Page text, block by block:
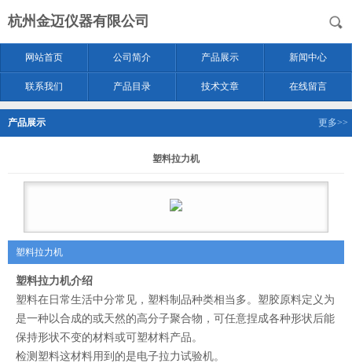
杭州金迈仪器有限公司
网站首页 公司简介 产品展示 新闻中心
联系我们 产品目录 技术文章 在线留言
产品展示 更多>>
塑料拉力机
塑料拉力机
塑料拉力机介绍
塑料在日常生活中分常见，塑料制品种类相当多。塑胶原料定义为
是一种以合成的或天然的高分子聚合物，可任意捏成各种形状后能
保持形状不变的材料或可塑材料产品。
检测塑料这材料用到的是电子拉力试验机。